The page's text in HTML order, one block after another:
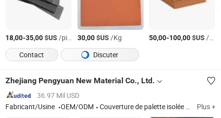
18,00-35,00$US/pieces 30,00$US/Kg 50,00-100,00$US/pieces
Contact
Discuter
Zhejiang Pengyuan New Material Co., Ltd.
36.97 Mil USD
Fabricant/Usine
OEM/ODM Couverture de palette isolée thermiquement, sac à bulles, sac en aluminium, film métallisé, sac d'isolation Plus +